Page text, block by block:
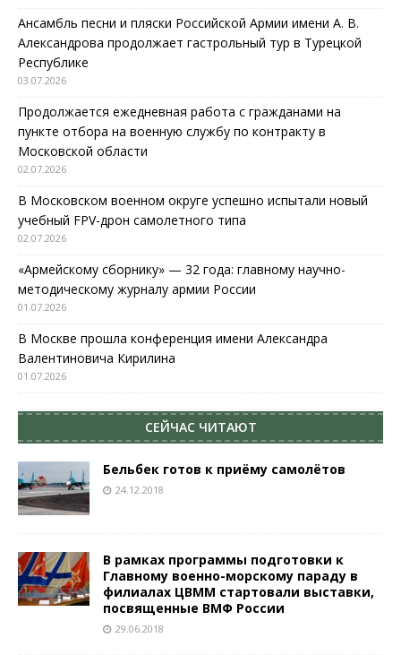
Ансамбль песни и пляски Российской Армии имени А. В.
Александрова продолжает гастрольный тур в Турецкой
Республике
03.07.2026
Продолжается ежедневная работа с гражданами на
пункте отбора на военную службу по контракту в
Московской области
02.07.2026
В Московском военном округе успешно испытали новый
учебный FPV-дрон самолетного типа
02.07.2026
«Армейскому сборнику» — 32 года: главному научно-
методическому журналу армии России
01.07.2026
В Москве прошла конференция имени Александра
Валентиновича Кирилина
01.07.2026
СЕЙЧАС ЧИТАЮТ
Бельбек готов к приёму самолётов
24.12.2018
В рамках программы подготовки к
Главному военно-морскому параду в
филиалах ЦВММ стартовали выставки,
посвященные ВМФ России
29.06.2018